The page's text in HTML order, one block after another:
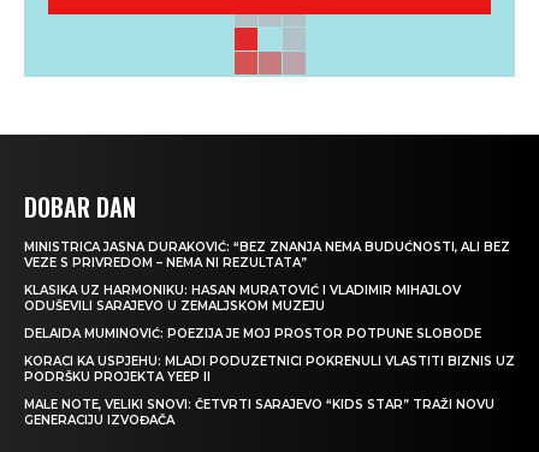
DOBAR DAN
MINISTRICA JASNA DURAKOVIĆ: “BEZ ZNANJA NEMA BUDUĆNOSTI, ALI BEZ
VEZE S PRIVREDOM – NEMA NI REZULTATA”
KLASIKA UZ HARMONIKU: HASAN MURATOVIĆ I VLADIMIR MIHAJLOV
ODUŠEVILI SARAJEVO U ZEMALJSKOM MUZEJU
DELAIDA MUMINOVIĆ: POEZIJA JE MOJ PROSTOR POTPUNE SLOBODE
KORACI KA USPJEHU: MLADI PODUZETNICI POKRENULI VLASTITI BIZNIS UZ
PODRŠKU PROJEKTA YEEP II
MALE NOTE, VELIKI SNOVI: ČETVRTI SARAJEVO “KIDS STAR” TRAŽI NOVU
GENERACIJU IZVOĐAČA